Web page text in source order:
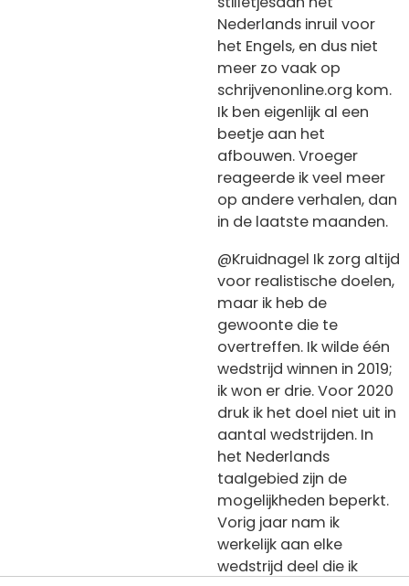
Nederlands inruil voor
het Engels, en dus niet
meer zo vaak op
schrijvenonline.org kom.
Ik ben eigenlijk al een
beetje aan het
afbouwen. Vroeger
reageerde ik veel meer
op andere verhalen, dan
in de laatste maanden.
@Kruidnagel Ik zorg altijd
voor realistische doelen,
maar ik heb de
gewoonte die te
overtreffen. Ik wilde één
wedstrijd winnen in 2019;
ik won er drie. Voor 2020
druk ik het doel niet uit in
aantal wedstrijden. In
het Nederlands
taalgebied zijn de
mogelijkheden beperkt.
Vorig jaar nam ik
werkelijk aan elke
wedstrijd deel die ik